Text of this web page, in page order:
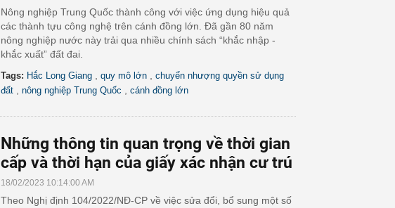
Nông nghiệp Trung Quốc thành công với việc ứng dụng hiệu quả
các thành tựu công nghệ trên cánh đồng lớn. Đã gần 80 năm
nông nghiệp nước này trải qua nhiều chính sách “khắc nhập -
khắc xuất” đất đai.
Tags: Hắc Long Giang quy mô lớn
chuyển nhượng quyền sử dụng
đất
nông nghiệp Trung Quốc cánh đồng lớn
Những thông tin quan trọng về thời gian
cấp và thời hạn của giấy xác nhận cư trú
18/02/2023 10:14:00 AM
Theo Nghị định 104/2022/NĐ-CP về việc sửa đổi, bổ sung một số